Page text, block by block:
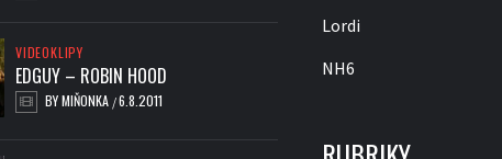
VIDEOKLIPY
EDGUY – ROBIN HOOD
BYMIŇONKA /6.8.2011
Lordi
NH6